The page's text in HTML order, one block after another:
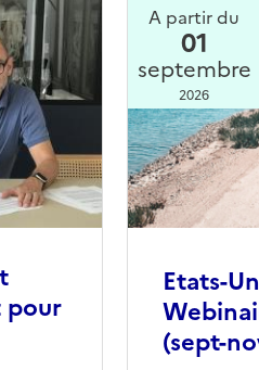
pour
Etats-
(sept-
A partir du
01
septembre
2026